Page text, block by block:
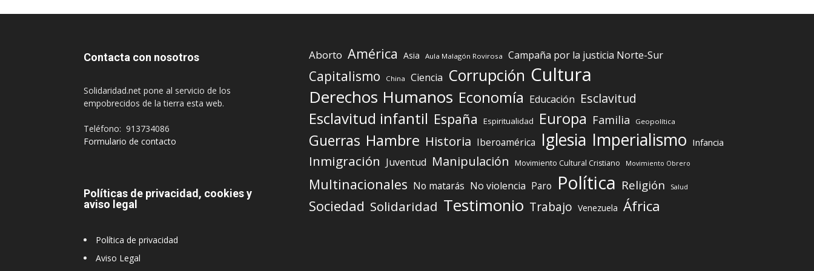
Contacta con nosotros
Solidaridad.net pone al servicio de los
empobrecidos de la tierra esta web.
Teléfono: 913734086
Formulario de contacto
Políticas de privacidad, cookies y
aviso legal
Política de privacidad
Aviso Legal
Aborto América Asia Aula Malagón Rovirosa Campaña por la justicia Norte-Sur
Capitalismo China Ciencia Corrupción Cultura
Derechos Humanos Economía Educación Esclavitud
Esclavitud infantil España Espiritualidad Europa Familia Geopolítica
Guerras Hambre Historia Iberoamérica Iglesia Imperialismo Infancia
Inmigración Juventud Manipulación Movimiento Cultural Cristiano Movimiento Obrero
Multinacionales No matarás No violencia Paro Política Religión Salud
Sociedad Solidaridad Testimonio Trabajo Venezuela África